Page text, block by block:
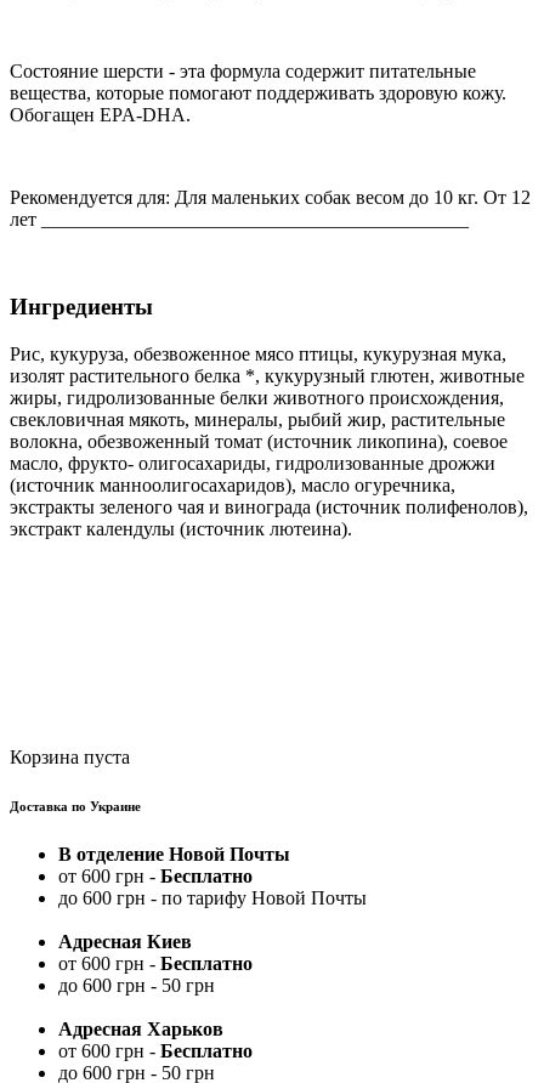
Состояние шерсти - эта формула содержит питательные
вещества, которые помогают поддерживать здоровую кожу.
Обогащен EPA-DHA.
Рекомендуется для: Для маленьких собак весом до 10 кг. От 12
лет ____________________________________________
Ингредиенты
Рис, кукуруза, обезвоженное мясо птицы, кукурузная мука,
изолят растительного белка *, кукурузный глютен, животные
жиры, гидролизованные белки животного происхождения,
свекловичная мякоть, минералы, рыбий жир, растительные
волокна, обезвоженный томат (источник ликопина), соевое
масло, фрукто- олигосахариды, гидролизованные дрожжи
(источник манноолигосахаридов), масло огуречника,
экстракты зеленого чая и винограда (источник полифенолов),
экстракт календулы (источник лютеина).
Корзина пуста
Доставка по Украине
В отделение Новой Почты
от 600 грн - Бесплатно
до 600 грн - по тарифу Новой Почты
Адресная Киев
от 600 грн - Бесплатно
до 600 грн - 50 грн
Адресная Харьков
от 600 грн - Бесплатно
до 600 грн - 50 грн